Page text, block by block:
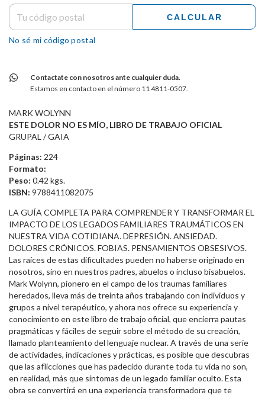
CALCULAR
No sé mi código postal
Contactate con nosotros ante cualquier duda.
Estamos en contacto en el número 11 4811-0507.
MARK WOLYNN
ESTE DOLOR NO ES MÍO, LIBRO DE TRABAJO OFICIAL
GRUPAL / GAIA
Páginas: 224
Formato:
Peso: 0.42 kgs.
ISBN: 9788411082075
LA GUÍA COMPLETA PARA COMPRENDER Y TRANSFORMAR EL
IMPACTO DE LOS LEGADOS FAMILIARES TRAUMÁTICOS EN
NUESTRA VIDA COTIDIANA. DEPRESIÓN. ANSIEDAD.
DOLORES CRÓNICOS. FOBIAS. PENSAMIENTOS OBSESIVOS.
Las raíces de estas dificultades pueden no haberse originado en
nosotros, sino en nuestros padres, abuelos o incluso bisabuelos.
Mark Wolynn, pionero en el campo de los traumas familiares
heredados, lleva más de treinta años trabajando con individuos y
grupos a nivel terapéutico, y ahora nos ofrece su experiencia y
conocimiento en este libro de trabajo oficial, que encierra pautas
pragmáticas y fáciles de seguir sobre el método de su creación,
llamado planteamiento del lenguaje nuclear. A través de una serie
de actividades, indicaciones y prácticas, es posible que descubras
que las aflicciones que has padecido durante toda tu vida no son,
en realidad, más que síntomas de un legado familiar oculto. Esta
obra se convertirá en una experiencia transformadora que te